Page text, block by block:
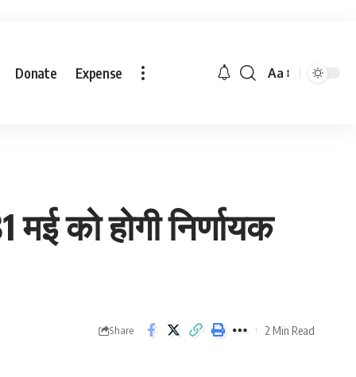
Donate Expense Aa
को होगी निर्णायक
Share 2 Min Read